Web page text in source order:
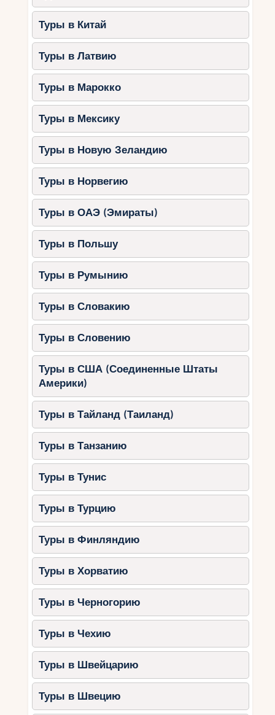
Туры в Китай
Туры в Латвию
Туры в Марокко
Туры в Мексику
Туры в Новую Зеландию
Туры в Норвегию
Туры в ОАЭ (Эмираты)
Туры в Польшу
Туры в Румынию
Туры в Словакию
Туры в Словению
Туры в США (Соединенные Штаты
Америки)
Туры в Тайланд (Таиланд)
Туры в Танзанию
Туры в Тунис
Туры в Турцию
Туры в Финляндию
Туры в Хорватию
Туры в Черногорию
Туры в Чехию
Туры в Швейцарию
Туры в Швецию